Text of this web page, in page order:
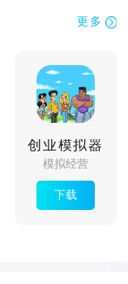
更多
创业模拟器
模拟经营
下载